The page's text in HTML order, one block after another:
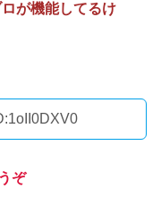
が機能してるけ
ぞ